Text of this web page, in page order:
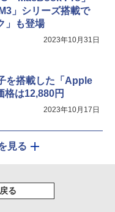
」シリーズ搭載で
」も登場
2023年10月31日
を搭載した「Apple
格は12,880円
2023年10月17日
見る
る